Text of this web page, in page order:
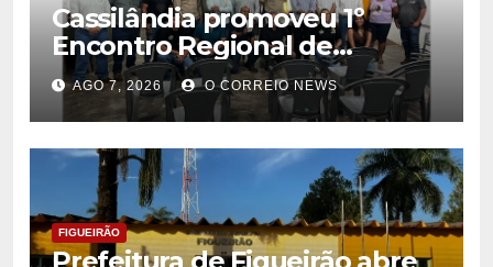
Cassilândia promoveu 1º
Encontro Regional de
Citricultores e fortalece o
desenvolvimento da
citricultura
AGO 7, 2026 O CORREIO NEWS
FIGUEIRÃO